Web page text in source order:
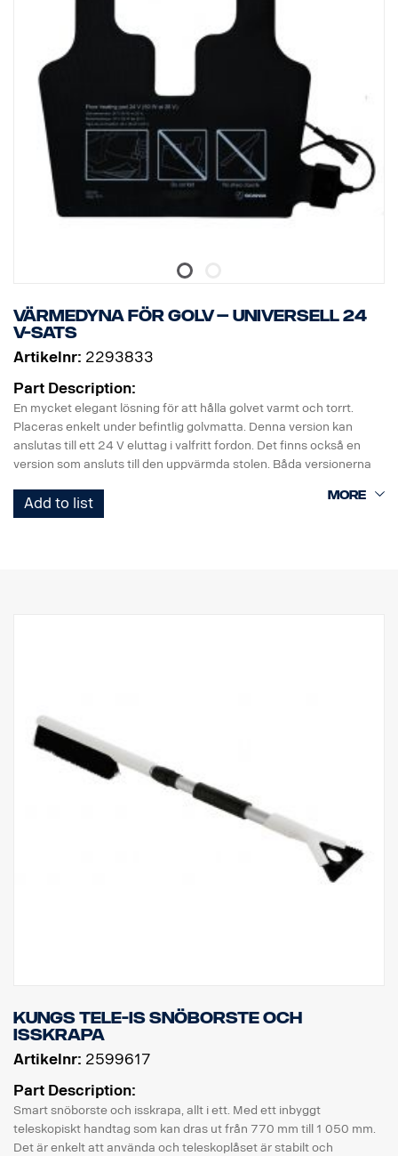
Värmedyna för golv – universell 24
V-sats
Artikelnr: 2293833
Part Description:
En mycket elegant lösning för att hålla golvet varmt och torrt.
Placeras enkelt under befintlig golvmatta. Denna version kan
anslutas till ett 24 V eluttag i valfritt fordon. Det finns också en
version som ansluts till den uppvärmda stolen. Båda versionerna
Add to list
Kungs Tele-Is snöborste och
isskrapa
Artikelnr: 2599617
Part Description:
Smart snöborste och isskrapa, allt i ett. Med ett inbyggt
teleskopiskt handtag som kan dras ut från 770 mm till 1 050 mm.
Det är enkelt att använda och teleskoplåset är stabilt och